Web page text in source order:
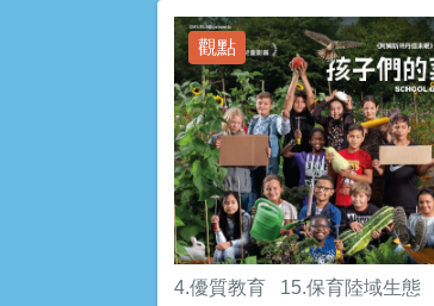
觀點
4.優質教育 15.保育陸域生態